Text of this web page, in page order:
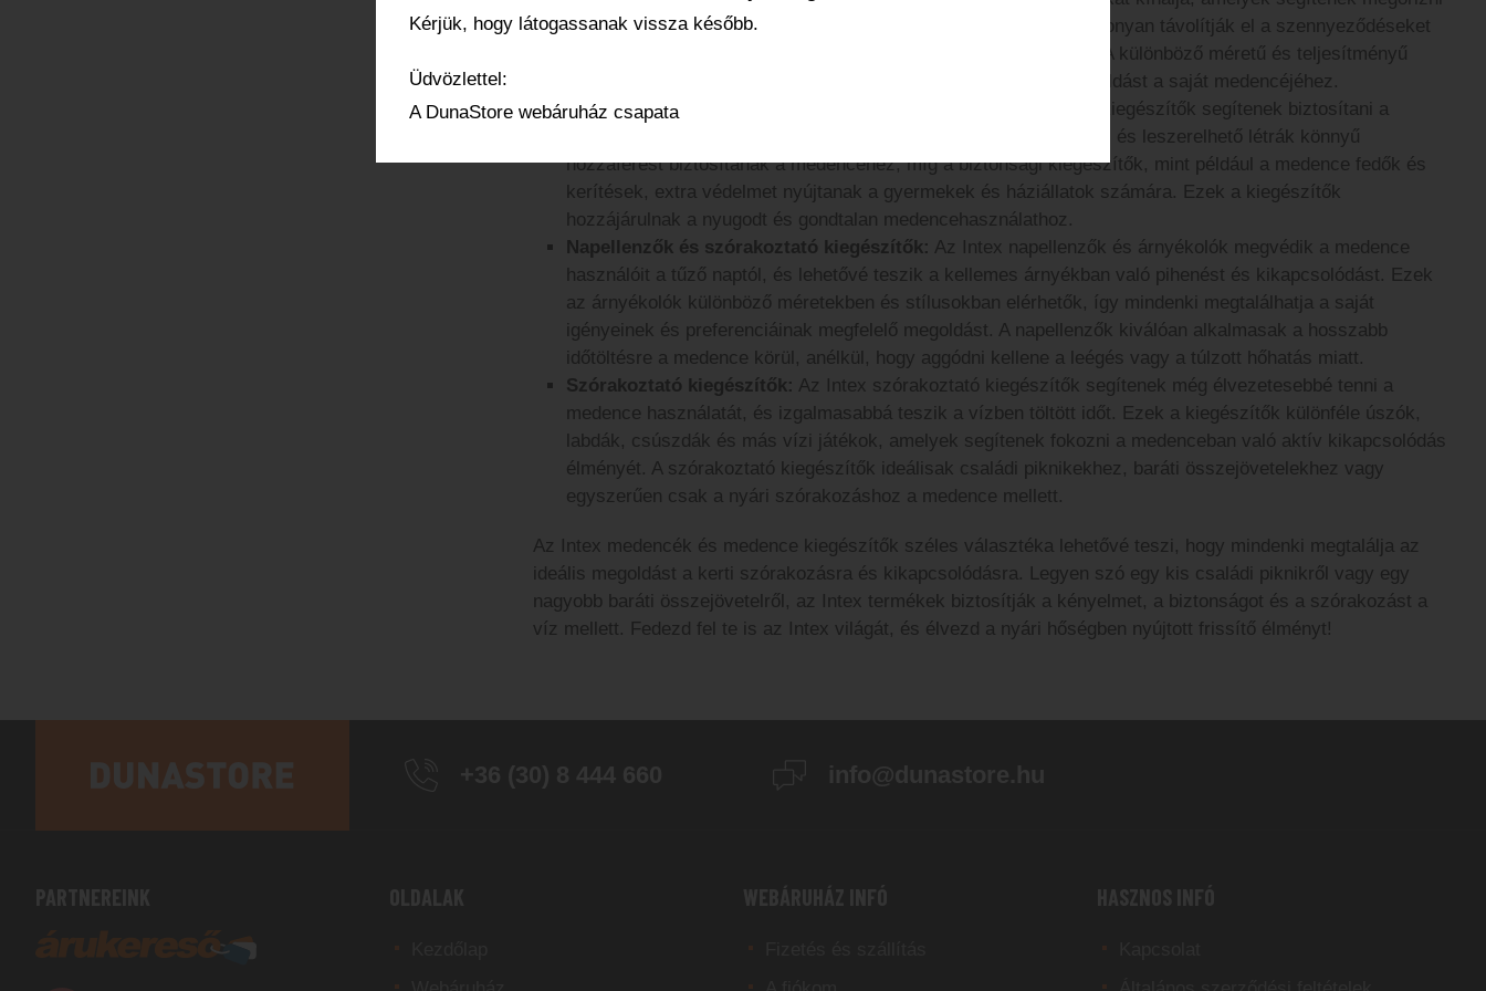
a medence vízének kristálytisztaságát. Ezek a kiegészítők hatékonyan távolítják el a szennyeződéseket
és a baktériumokat, így biztosítva a friss és tiszta víz élményét. A különböző méretű és teljesítményű
szűrők lehetővé teszik, hogy mindenki megtalálja az ideális megoldást a saját medencéjéhez.
Létrák és biztonsági kiegészítők:
Az Intex létrák és biztonsági kiegészítők segítenek biztosítani a
medence használatának biztonságát és kényelmét. A könnyen fel- és leszerelhető létrák könnyű
hozzáférést biztosítanak a medencéhez, míg a biztonsági kiegészítők, mint például a medence fedők és
kerítések, extra védelmet nyújtanak a gyermekek és háziállatok számára. Ezek a kiegészítők
hozzájárulnak a nyugodt és gondtalan medencehasználathoz.
Napellenzők és szórakoztató kiegészítők: Az Intex napellenzők és árnyékolók megvédik a medence
használóit a tűző naptól, és lehetővé teszik a kellemes árnyékban való pihenést és kikapcsolódást. Ezek
az árnyékolók különböző méretekben és stílusokban elérhetők, így mindenki megtalálhatja a saját
igényeinek és preferenciáinak megfelelő megoldást. A napellenzők kiválóan alkalmasak a hosszabb
időtöltésre a medence körül, anélkül, hogy aggódni kellene a leégés vagy a túlzott hőhatás miatt.
Szórakoztató kiegészítők: Az Intex szórakoztató kiegészítők segítenek még élvezetesebbé tenni a
medence használatát, és izgalmasabbá teszik a vízben töltött időt. Ezek a kiegészítők különféle úszók,
labdák, csúszdák és más vízi játékok, amelyek segítenek fokozni a medenceban való aktív kikapcsolódás
élményét. A szórakoztató kiegészítők ideálisak családi piknikekhez, baráti összejövetelekhez vagy
egyszerűen csak a nyári szórakozáshoz a medence mellett.
Az Intex medencék és medence kiegészítők széles választéka lehetővé teszi, hogy mindenki megtalálja az
ideális megoldást a kerti szórakozásra és kikapcsolódásra. Legyen szó egy kis családi piknikről vagy egy
nagyobb baráti összejövetelről, az Intex termékek biztosítják a kényelmet, a biztonságot és a szórakozást a
víz mellett. Fedezd fel te is az Intex világát, és élvezd a nyári hőségben nyújtott frissítő élményt!
Kérjük, hogy látogassanak vissza később.
Üdvözlettel:
A DunaStore webáruház csapata